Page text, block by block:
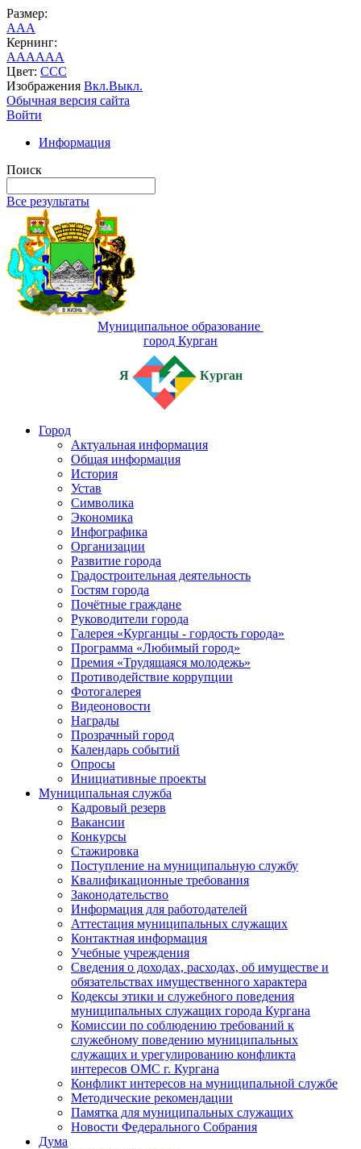
Размер:
AAA
Кернинг:
AAAAAA
Цвет: CCC
Изображения Вкл.Выкл.
Обычная версия сайта
Войти
Информация
Поиск
Все результаты
Муниципальное образование
город Курган
Я Курган
Город
Актуальная информация
Общая информация
История
Устав
Символика
Экономика
Инфографика
Организации
Развитие города
Градостроительная деятельность
Гостям города
Почётные граждане
Руководители города
Галерея «Курганцы - гордость города»
Программа «Любимый город»
Премия «Трудящаяся молодежь»
Противодействие коррупции
Фотогалерея
Видеоновости
Награды
Прозрачный город
Календарь событий
Опросы
Инициативные проекты
Муниципальная служба
Кадровый резерв
Вакансии
Конкурсы
Стажировка
Поступление на муниципальную службу
Квалификационные требования
Законодательство
Информация для работодателей
Аттестация муниципальных служащих
Контактная информация
Учебные учреждения
Сведения о доходах, расходах, об имуществе и
обязательствах имущественного характера
Кодексы этики и служебного поведения
муниципальных служащих города Кургана
Комиссии по соблюдению требований к
служебному поведению муниципальных
служащих и урегулированию конфликта
интересов ОМС г. Кургана
Конфликт интересов на муниципальной службе
Методические рекомендации
Памятка для муниципальных служащих
Новости Федерального Cобрания
Дума